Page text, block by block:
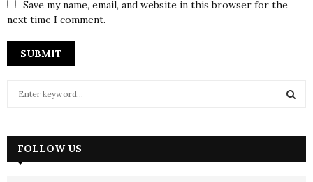
Save my name, email, and website in this browser for the
next time I comment.
h
FOLLOW US